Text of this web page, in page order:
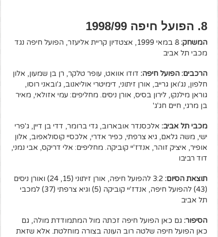
8. הפועל חיפה 1998/99
המשחק:
8 במאי 1999, אצטדיון קריית אליעזר, הפועל חיפה נגד
מכבי תל אביב
הרכבים: הפועל חיפה: דודו אוואט, עופר טלקר, רן בן שמעון, אלון
חלפון, נג'ואן גרייב, אורן זיתוני, דימיטרי אוליאנוב, ג'ובאני רוסו,
גוראן מילנקו, לירון בסיס, אורן ניסים. מחליפים: עמי אזולאי, מאיר
בן מרגי, חיים חג'ג'
מכבי תל אביב: אלכסנדר אובארוב, גדי ברומר, דדי בן דיין, ג'פרי
ישי, משה גלאם, גיא צרפתי, כפיר אדרי, אלכסיי קוסולאפוב, אלון
אופיר, איציק זוהר, אנדז'יי קוביקה. מחליפים: אלי דריקס, אבי נמני,
דוד רביבו
תוצאת הסיום:
3:2 להפועל חיפה, אורן זיתוני (15, 24) ואורן ניסים
(43) להפועל חיפה, אנדז'יי קוביקה (5) וגיא צרפתי (37) למכבי
תל אביב
הסיפור: גם כאן הפועל חיפה זכתה מול המתמודדת מולה, גם
כאן הפועל חיפה שלטה רוב העונה בצורה מוחלטת. אלא שזאת